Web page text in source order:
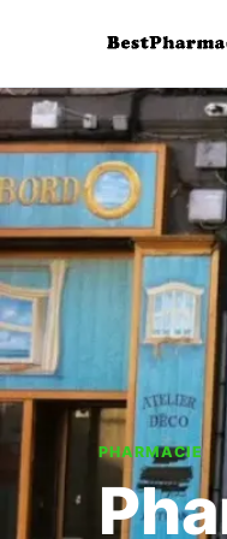
PHARMACIE